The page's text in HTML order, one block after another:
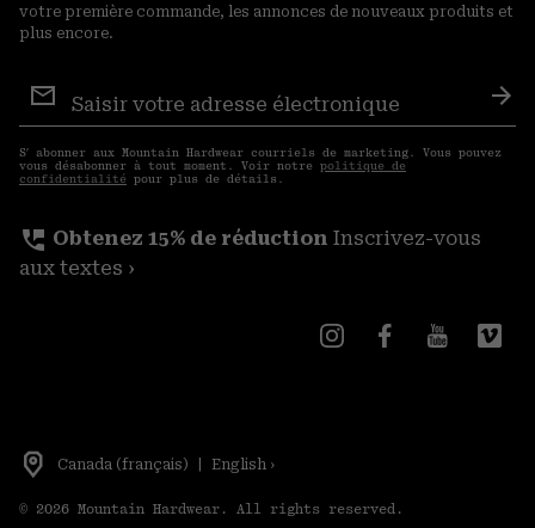
votre première commande, les annonces de nouveaux produits et
plus encore.
aux
courriels
S′ abonner aux Mountain Hardwear courriels de marketing. Vous pouvez
vous désabonner à tout moment. Voir notre politique de
confidentialité pour plus de détails.
perm_phone_msg Obtenez 15% de réduction Inscrivez-vous
aux textes ›
Canada (français) English ›
© 2026 Mountain Hardwear. All rights reserved.